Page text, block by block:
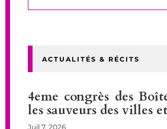
ACTUALITÉS & RÉCITS
4eme congrès des
les sauveurs des villes
Juil 7, 2026